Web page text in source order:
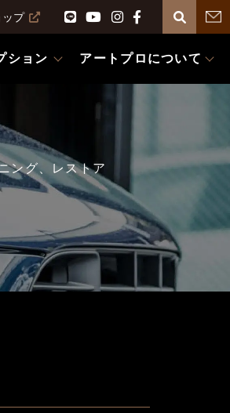
ップ
ション アートプロについて
ング、レストア